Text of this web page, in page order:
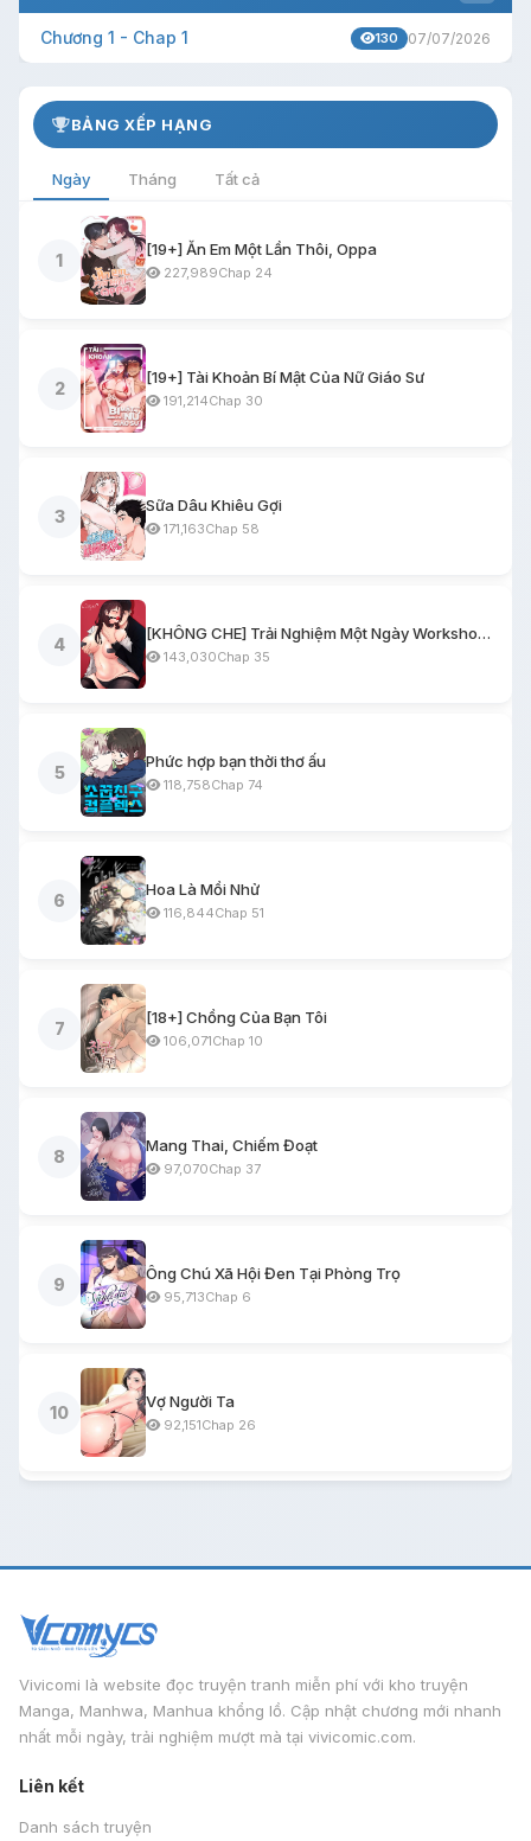
Chương 1 - Chap 1 130 07/07/2026
BẢNG XẾP HẠNG
Ngày Tháng Tất cả
1
[19+] Ăn Em Một Lần Thôi, Oppa
227,989Chap 24
2
[19+] Tài Khoản Bí Mật Của Nữ Giáo Sư
191,214Chap 30
3
Sữa Dâu Khiêu Gợi
171,163Chap 58
4
[KHÔNG CHE] Trải Nghiệm Một Ngày Workshop BDSM
143,030Chap 35
5
Phức hợp bạn thời thơ ấu
118,758Chap 74
6
Hoa Là Mồi Nhử
116,844Chap 51
7
[18+] Chồng Của Bạn Tôi
106,071Chap 10
8
Mang Thai, Chiếm Đoạt
97,070Chap 37
9
Ông Chú Xã Hội Đen Tại Phòng Trọ
95,713Chap 6
10
Vợ Người Ta
92,151Chap 26
Vivicomi là website đọc truyện tranh miễn phí với kho truyện
Manga, Manhwa, Manhua khổng lồ. Cập nhật chương mới nhanh
nhất mỗi ngày, trải nghiệm mượt mà tại vivicomic.com.
Liên kết
Danh sách truyện